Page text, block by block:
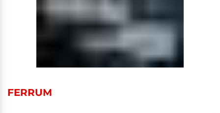
FERRUM